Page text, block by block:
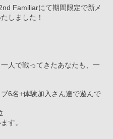
Familiarにて期間限定で新メ
しました！
人で戦ってきたあなたも、一
6名+体験加入さん達で遊んで
す。